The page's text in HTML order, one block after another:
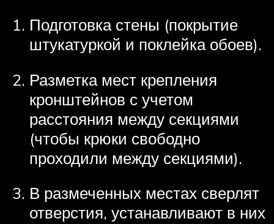
Подготовка стены (покрытие
штукатуркой и поклейка обоев).
Разметка мест крепления
кронштейнов с учетом
расстояния между секциями
(чтобы крюки свободно
проходили между секциями).
В размеченных местах сверлят
отверстия, устанавливают в них